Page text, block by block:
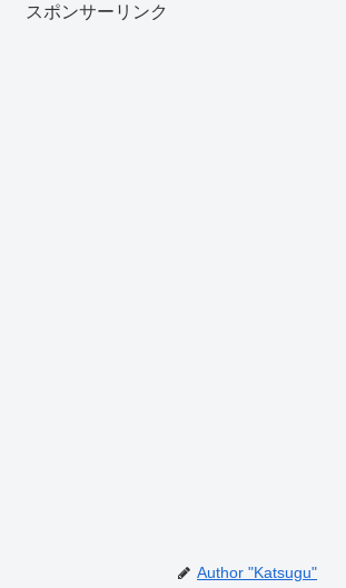
スポンサーリンク
Author "Katsugu"